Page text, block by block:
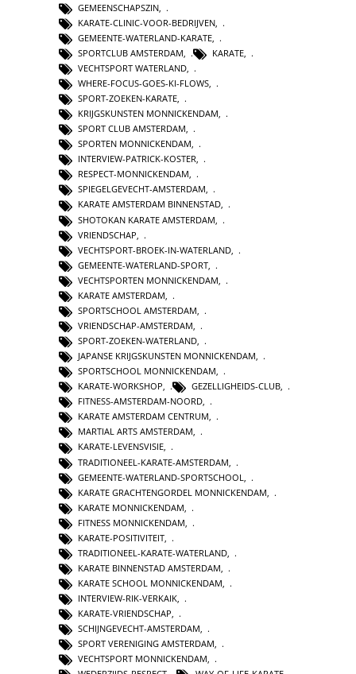
GEMEENSCHAPSZIN
KARATE-CLINIC-VOOR-BEDRIJVEN
GEMEENTE-WATERLAND-KARATE
SPORTCLUB AMSTERDAM
KARATE
VECHTSPORT WATERLAND
WHERE-FOCUS-GOES-KI-FLOWS
SPORT-ZOEKEN-KARATE,
KRIJGSKUNSTEN MONNICKENDAM,
SPORT CLUB AMSTERDAM,
SPORTEN MONNICKENDAM,
INTERVIEW-PATRICK-KOSTER,
RESPECT-MONNICKENDAM,
SPIEGELGEVECHT-AMSTERDAM,
KARATE AMSTERDAM BINNENSTAD,
SHOTOKAN KARATE AMSTERDAM
VRIENDSCHAP
VECHTSPORT-BROEK-IN-WATERLAND
GEMEENTE-WATERLAND-SPORT
VECHTSPORTEN MONNICKENDAM
KARATE AMSTERDAM
SPORTSCHOOL AMSTERDAM
VRIENDSCHAP-AMSTERDAM
SPORT-ZOEKEN-WATERLAND,
JAPANSE KRIJGSKUNSTEN MONNICKENDAM,
SPORTSCHOOL MONNICKENDAM,
KARATE-WORKSHOP, GEZELLIGHEIDS-CLUB,
FITNESS-AMSTERDAM-NOORD,
KARATE AMSTERDAM CENTRUM,
MARTIAL ARTS AMSTERDAM,
KARATE-LEVENSVISIE,
TRADITIONEEL-KARATE-AMSTERDAM
GEMEENTE-WATERLAND-SPORTSCHOOL
KARATE GRACHTENGORDEL MONNICKENDAM
KARATE MONNICKENDAM
FITNESS MONNICKENDAM
KARATE-POSITIVITEIT
TRADITIONEEL-KARATE-WATERLAND
KARATE BINNENSTAD AMSTERDAM
KARATE SCHOOL MONNICKENDAM,
INTERVIEW-RIK-VERKAIK,
KARATE-VRIENDSCHAP,
SCHIJNGEVECHT-AMSTERDAM,
SPORT VERENIGING AMSTERDAM,
VECHTSPORT MONNICKENDAM,